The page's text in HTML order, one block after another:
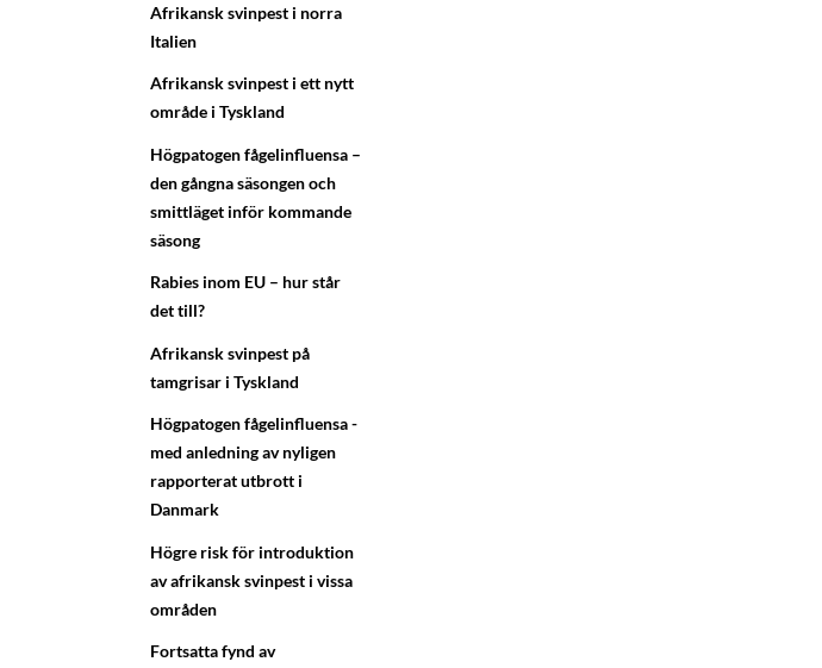
Afrikansk svinpest i norra
Italien
Afrikansk svinpest i ett nytt
område i Tyskland
Högpatogen fågelinfluensa –
den gångna säsongen och
smittläget inför kommande
säsong
Rabies inom EU – hur står
det till?
Afrikansk svinpest på
tamgrisar i Tyskland
Högpatogen fågelinfluensa -
med anledning av nyligen
rapporterat utbrott i
Danmark
Högre risk för introduktion
av afrikansk svinpest i vissa
områden
Fortsatta fynd av